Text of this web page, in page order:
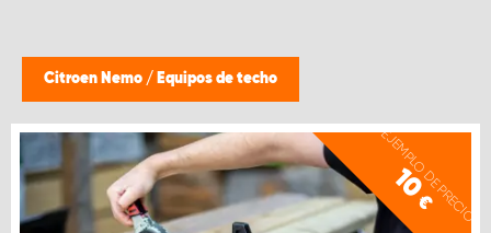
Citroen Nemo / Equipos de techo
EJEMPLO DE PRECIO
10
€